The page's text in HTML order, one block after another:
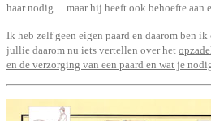
haar nodig… maar hij heeft ook behoefte aan
Ik heb zelf geen eigen paard en daarom ben
jullie daarom nu iets vertellen over het
en de verzorging van een paard en wat je